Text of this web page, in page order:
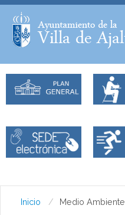
Inicio Medio Ambiente